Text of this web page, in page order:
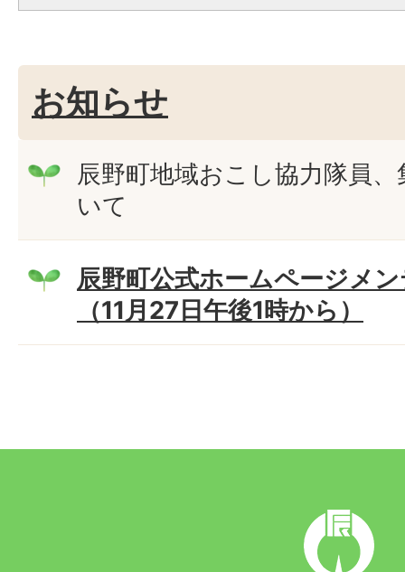
お知らせ
辰野町地域おこし協力隊員
いて
辰野町公式ホームページメ
（11月27日午後1時から）
辰
野